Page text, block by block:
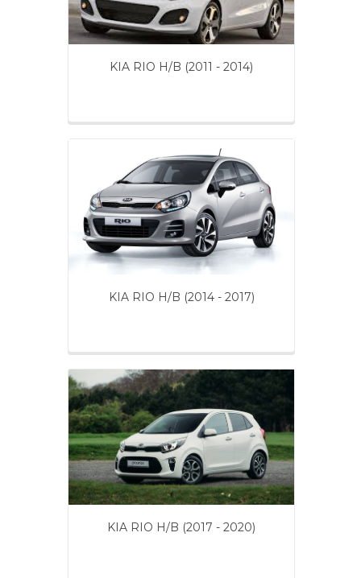
KIA RIO H/B (2011 - 2014)
KIA RIO H/B (2014 - 2017)
KIA RIO H/B (2017 - 2020)